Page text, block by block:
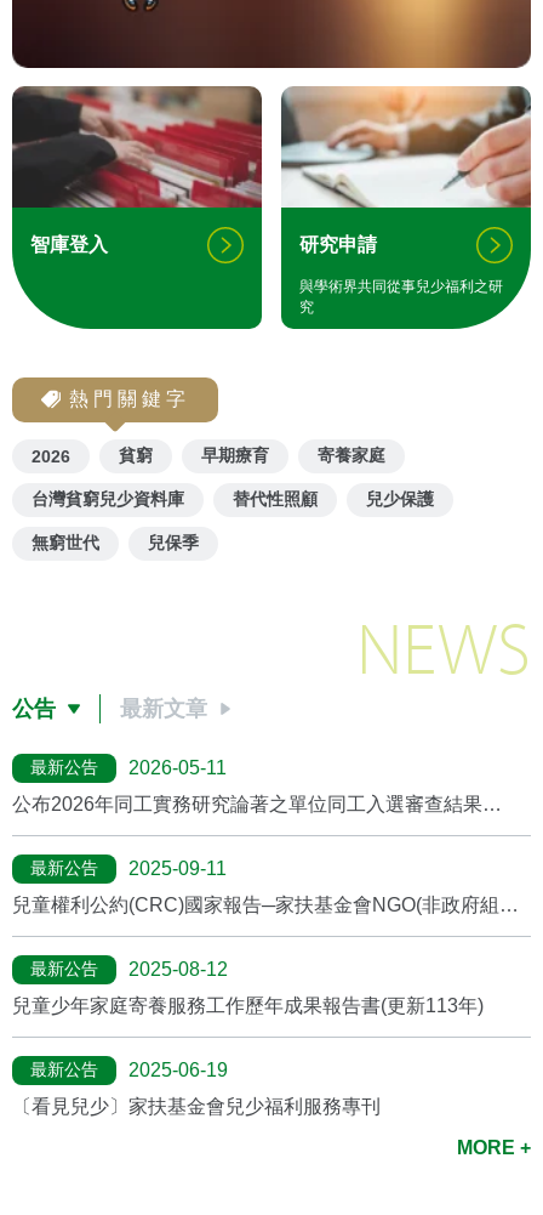
智庫登入 研究申請
與學術界共同從事兒少福利之研
究
熱門關鍵字
2026 貧窮 早期療育 寄養家庭
台灣貧窮兒少資料庫 替代性照顧 兒少保護
無窮世代 兒保季
NEWS
公告 最新文章
最新公告
2026-05-11
公布2026年同工實務研究論著之單位同工入選審查結果
最新公告
2025-09-11
兒童權利公約(CRC)國家報告─家扶基金會NGO(非政府組織)
最新公告
2025-08-12
兒童少年家庭寄養服務工作歷年成果報告書(更新113年)
最新公告
2025-06-19
〔看見兒少〕家扶基金會兒少福利服務專刊
MORE +